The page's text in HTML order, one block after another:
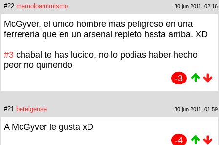
#22 memoloamimismo 30 jun 2011, 02:16
McGyver, el unico hombre mas peligroso en una
ferrereria que en un arsenal repleto hasta arriba. XD
#3 chabal te has lucido, no lo podias haber hecho
peor no quiriendo
-3
#21 betelgeuse 30 jun 2011, 01:59
A McGyver le gusta xD
-4